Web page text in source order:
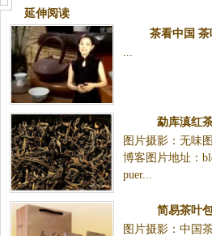
延伸阅读
茶看中国
勐库滇红
图片摄影：无味
博客图片地址：
简易茶叶
图片摄影：中国